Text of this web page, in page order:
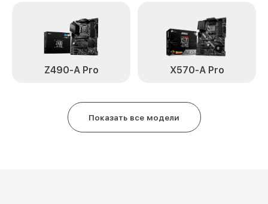
Z490-A Pro X570-A Pro
Показать все модели